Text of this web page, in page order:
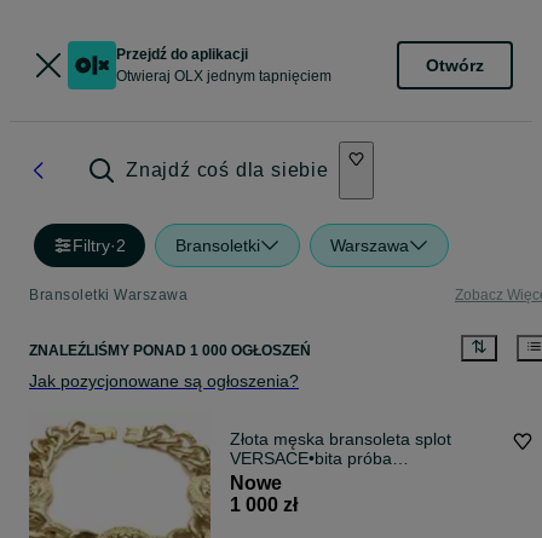
Przejdź do aplikacji
Otwieraj OLX jednym tapnięciem
Otwórz
Znajdź coś dla siebie
Filtry·2 Bransoletki Warszawa
Bransoletki Warszawa Zobacz
ZNALEŹLIŚMY PONAD 1 000 OGŁOSZEŃ
Jak pozycjonowane są ogłoszenia?
Złota męska bransoleta splot
VERSACE•bita próba
585•pozłacana 14K
Nowe
1 000 zł